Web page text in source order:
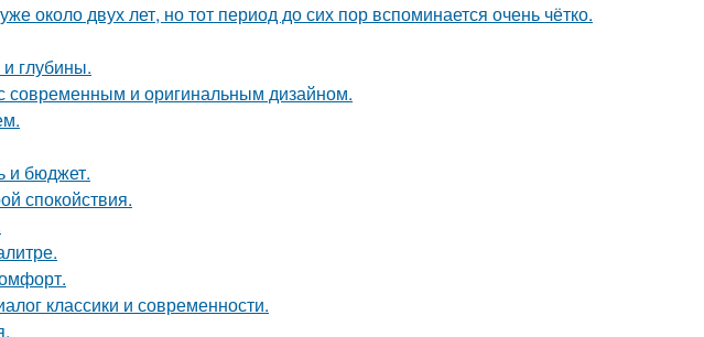
около двух лет, но тот период до сих пор вспоминается очень чётко.
глубины.
современным и оригинальным дизайном.
и бюджет.
спокойствия.
классики и современности.